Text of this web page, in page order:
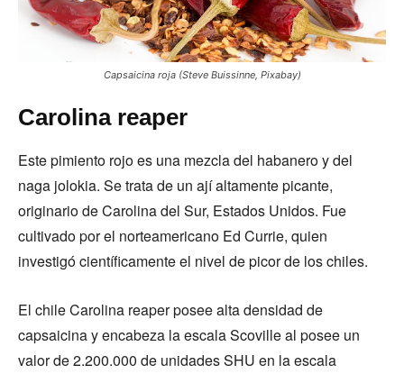
Capsaicina roja (Steve Buissinne, Pixabay)
Carolina reaper
Este pimiento rojo es una mezcla del habanero y del
naga jolokia. Se trata de un ají altamente picante,
originario de Carolina del Sur, Estados Unidos. Fue
cultivado por el norteamericano Ed Currie, quien
investigó científicamente el nivel de picor de los chiles.
El chile Carolina reaper posee alta densidad de
capsaicina y encabeza la escala Scoville al posee un
valor de 2.200.000 de unidades SHU en la escala